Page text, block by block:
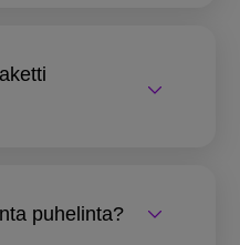
puhelinta?